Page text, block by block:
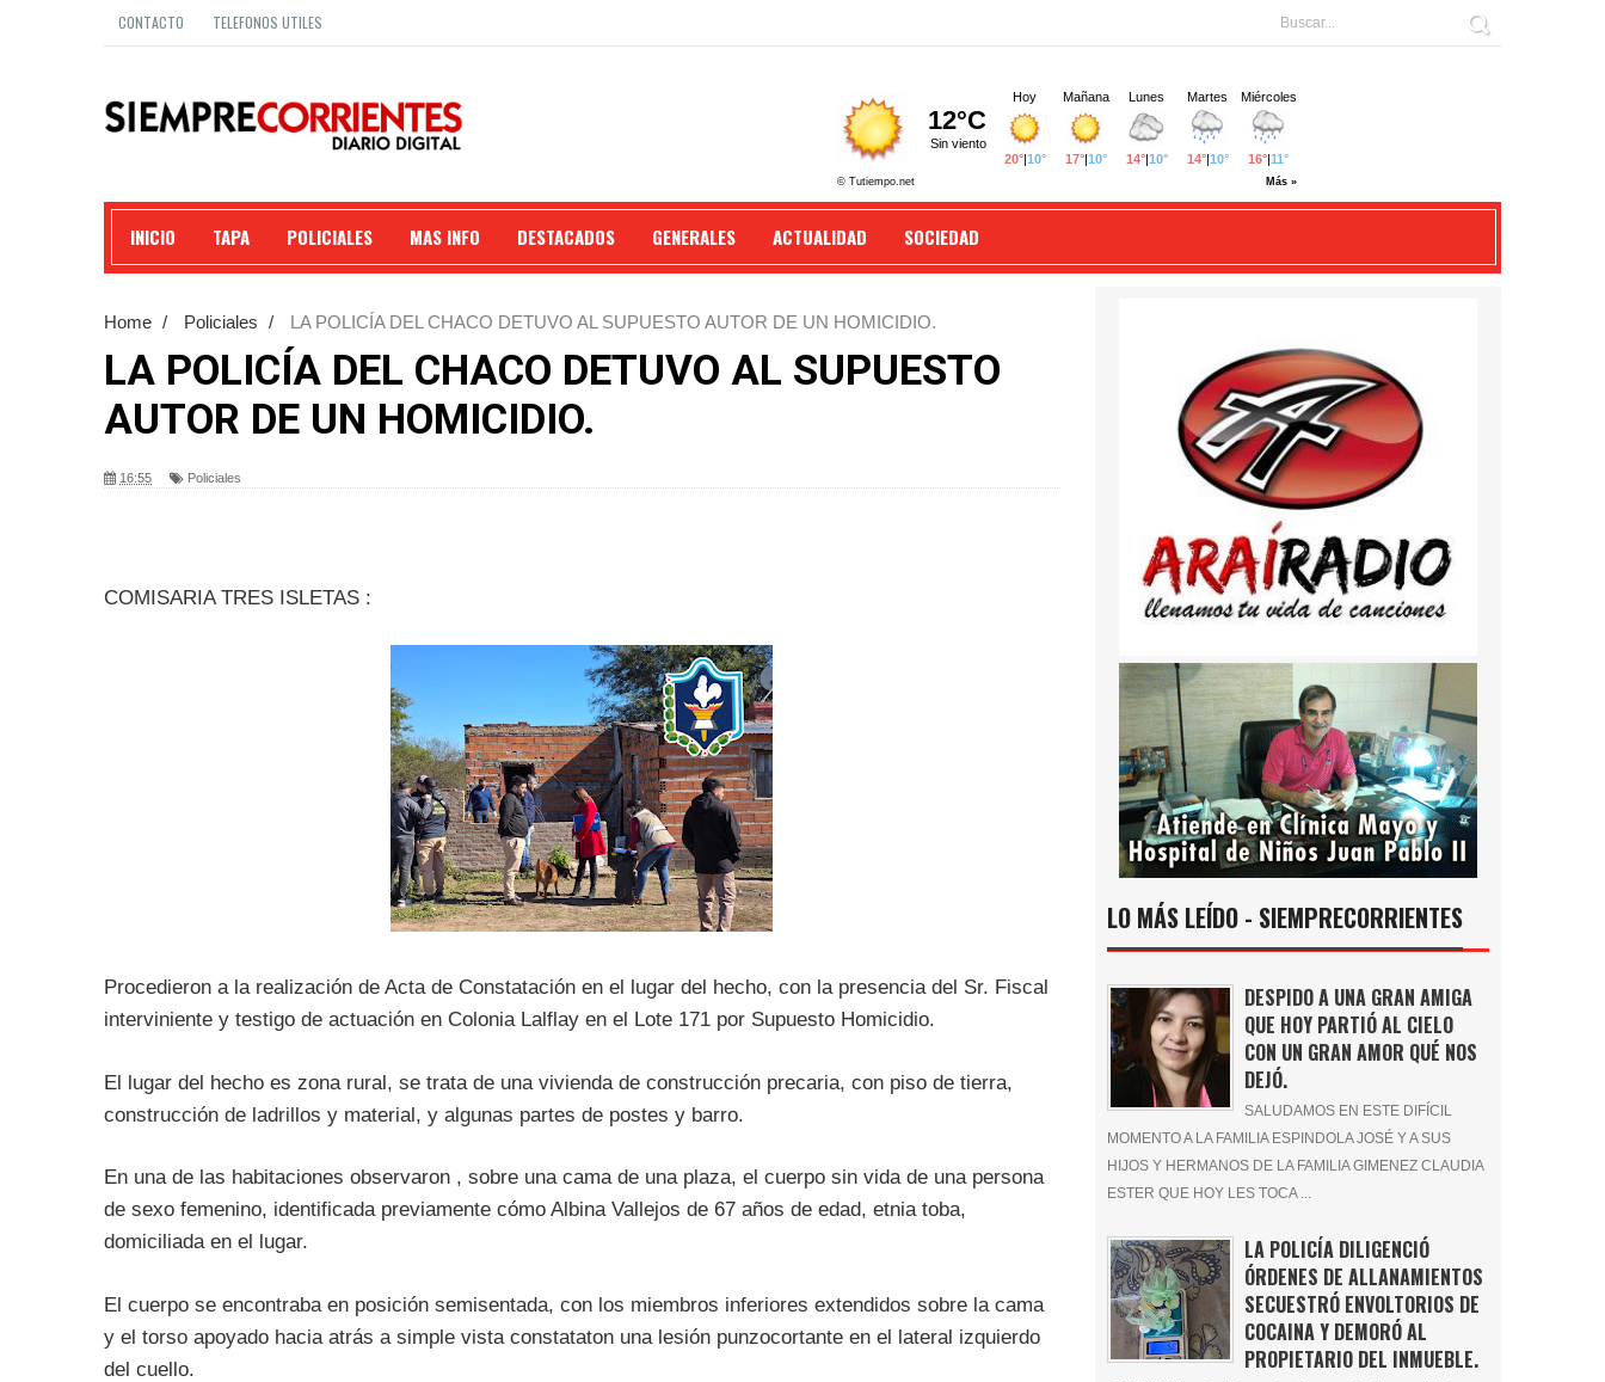
CONTACTO TELEFONOS UTILES
INICIO TAPA POLICIALES MAS INFO DESTACADOS GENERALES ACTUALIDAD SOCIEDAD
Home / Policiales / LA POLICÍA DEL CHACO DETUVO AL SUPUESTO AUTOR DE UN HOMICIDIO.
LA POLICÍA DEL CHACO DETUVO AL SUPUESTO
AUTOR DE UN HOMICIDIO.
16:55 Policiales
COMISARIA TRES ISLETAS :
Procedieron a la realización de Acta de Constatación en el lugar del hecho, con la presencia del Sr. Fiscal
interviniente y testigo de actuación en Colonia Lalflay en el Lote 171 por Supuesto Homicidio.
El lugar del hecho es zona rural, se trata de una vivienda de construcción precaria, con piso de tierra,
construcción de ladrillos y material, y algunas partes de postes y barro.
En una de las habitaciones observaron , sobre una cama de una plaza, el cuerpo sin vida de una persona
de sexo femenino, identificada previamente cómo Albina Vallejos de 67 años de edad, etnia toba,
domiciliada en el lugar.
El cuerpo se encontraba en posición semisentada, con los miembros inferiores extendidos sobre la cama
y el torso apoyado hacia atrás a simple vista constataton una lesión punzocortante en el lateral izquierdo
del cuello.
LO MÁS LEÍDO - SIEMPRECORRIENTES
DESPIDO A UNA GRAN AMIGA
QUE HOY PARTIÓ AL CIELO
CON UN GRAN AMOR QUÉ NOS
DEJÓ.
SALUDAMOS EN ESTE DIFÍCIL
MOMENTO A LA FAMILIA ESPINDOLA JOSÉ Y A SUS
HIJOS Y HERMANOS DE LA FAMILIA GIMENEZ CLAUDIA
ESTER QUE HOY LES TOCA ...
LA POLICÍA DILIGENCIÓ
ÓRDENES DE ALLANAMIENTOS
SECUESTRÓ ENVOLTORIOS DE
COCAINA Y DEMORÓ AL
PROPIETARIO DEL INMUEBLE.